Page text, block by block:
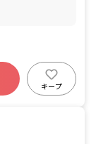
キープ